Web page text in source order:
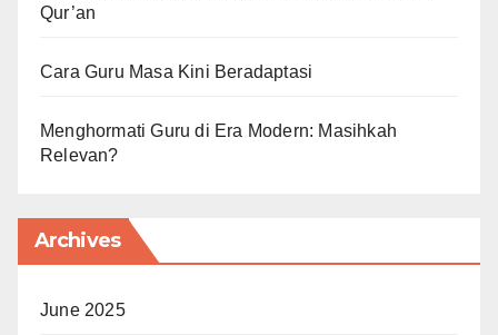
Qur’an
Cara Guru Masa Kini Beradaptasi
Menghormati Guru di Era Modern: Masihkah
Relevan?
Archives
June 2025